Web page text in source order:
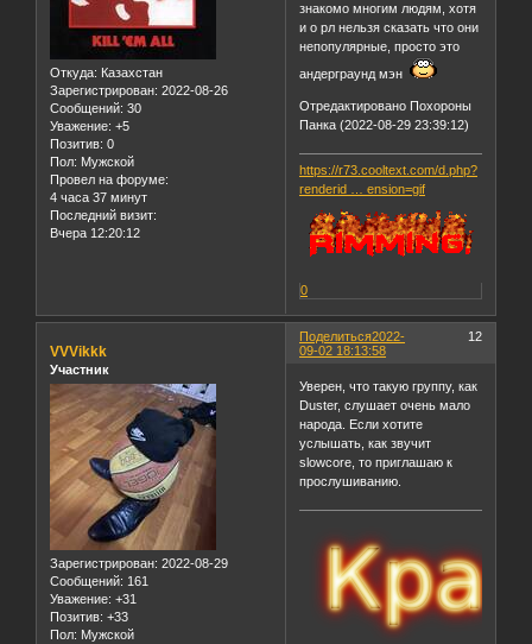
Откуда: Казахстан
Зарегистрирован: 2022-08-26
Сообщений: 30
Уважение: +5
Позитив: 0
Пол: Мужской
Провел на форуме:
4 часа 37 минут
Последний визит:
Вчера 12:20:12
знакомо многим людям, хотя
и о рл нельзя сказать что они
непопулярные, просто это
андерграунд мэн
Отредактировано Похороны
Панка (2022-08-29 23:39:12)
https://r73.cooltext.com/d.php?
renderid … ension=gif
0
Поделиться 12
2022-
09-02 18:13:58
VVVikkk
Участник
Зарегистрирован: 2022-08-29
Сообщений: 161
Уважение: +31
Позитив: +33
Пол: Мужской
Уверен, что такую группу, как
Duster, слушает очень мало
народа. Если хотите
услышать, как звучит
slowcore, то приглашаю к
прослушиванию.